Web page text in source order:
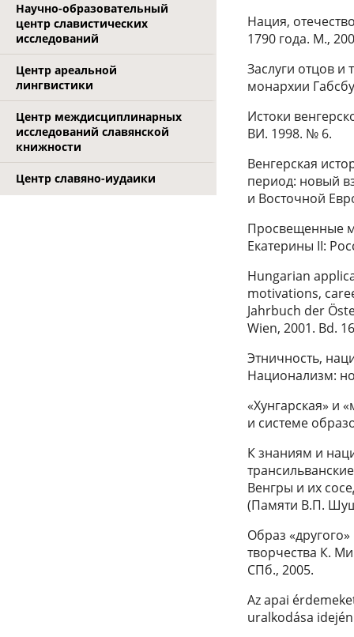
Научно-образовательный
центр славистических
исследований
Центр ареальной
лингвистики
Центр междисциплинарных
исследований славянской
книжности
Центр славяно-иудаики
Нация,
1790 года. М.,
Заслуги отцов и
монархии
Истоки
ВИ. 1998. № 6.
Венгерская
период: новый
и Восточной
Просвещенные
Екатерины II:
Hungarian
motivations,
Jahrbuch der
Wien, 2001. Bd.
Этничность,
Национализм:
«Хунгарская» и
и системе
К знаниям и
Венгры и их
(Памяти В.П.
Образ
творчества К.
СПб., 2005.
Az apai
uralkodása